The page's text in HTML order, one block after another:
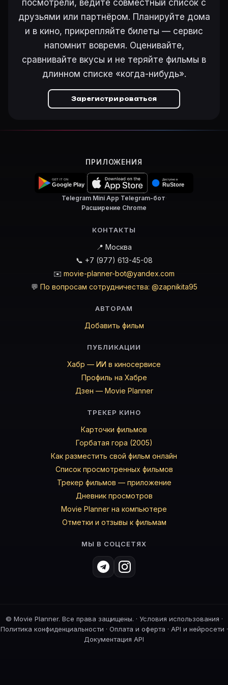
На карточке «Cheating Blondes (1933)» на Movie
Ещё на Movie Planner
Интересные факты о фильмах ·Как вести watchlist
Другие карточки:
Фильм 77647 Фильм 24287
Войти в кабинет— сохранить «Cheating Blondes» в
посмотрели, ведите совместный список с
друзьями или партнёром. Планируйте дома
и в кино, прикрепляйте билеты — сервис
напомнит вовремя. Оценивайте,
сравнивайте вкусы и не теряйте фильмы в
длинном списке «когда-нибудь».
Зарегистрироваться
ПРИЛОЖЕНИЯ
Telegram Mini App·Telegram-бот·
Расширение Chrome
КОНТАКТЫ
📍 Москва
📞 +7 (977) 613-45-08
✉️ movie-planner-bot@yandex.com
💬 По вопросам сотрудничества: @zapnikita95
АВТОРАМ
Добавить фильм
ПУБЛИКАЦИИ
Хабр — ИИ в киносервисе
Профиль на Хабре
Дзен — Movie Planner
ТРЕКЕР КИНО
Карточки фильмов
Горбатая гора (2005)
Как разместить свой фильм онлайн
Список просмотренных фильмов
Трекер фильмов — приложение
Дневник просмотров
Movie Planner на компьютере
Отметки и отзывы к фильмам
МЫ В СОЦСЕТЯХ
© Movie Planner. Все права защищены. · Условия использования ·
Политика конфиденциальности · Оплата и оферта · API и нейросети ·
Документация API